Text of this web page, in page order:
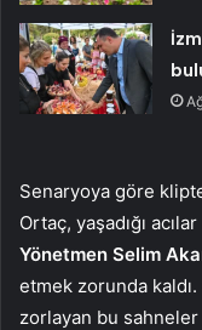
Senaryoya göre
Ortaç, yaşadığı
Yönetmen Selim
etmek zorunda
zorlayan bu